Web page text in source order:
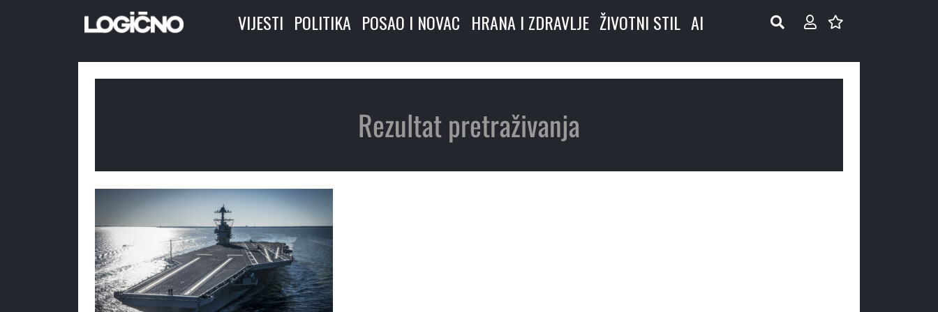
VIJESTI POLITIKA POSAO I NOVAC HRANA I ZDRAVLJE ŽIVOTNI STIL AI
Rezultat pretraživanja